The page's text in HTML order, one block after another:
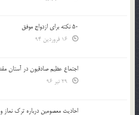
50 نکته برای ازدواج موفق
اجتماع عظیم صادقیون در آستان
احادیث معصومین درباره ترک نماز